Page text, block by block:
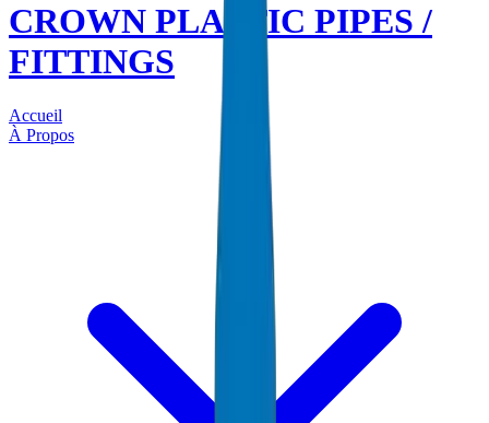
CROWN PLASTIC PIPES /
FITTINGS
Accueil
À Propos